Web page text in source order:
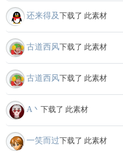
还来得及下载了 此素材
古道西风下载了 此素材
古道西风下载了 此素材
A丶 下载了 此素材
一笑而过下载了 此素材